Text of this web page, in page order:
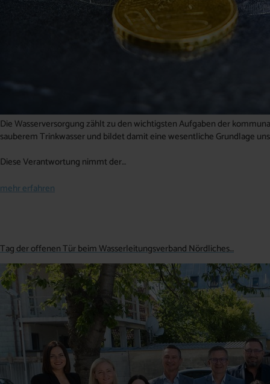
Die Wasserversorgung zählt zu den wichtigsten Aufgaben der
sauberem Trinkwasser und bildet damit eine wesentliche Grundlage
Diese Verantwortung nimmt der…
mehr erfahren
Tag der offenen Tür beim Wasserleitungsverband Nördliches…